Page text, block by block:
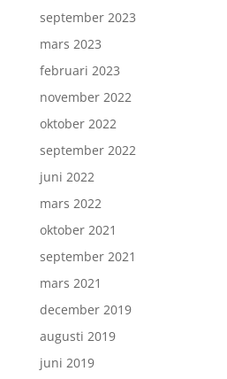
september 2023
mars 2023
februari 2023
november 2022
oktober 2022
september 2022
juni 2022
mars 2022
oktober 2021
september 2021
mars 2021
december 2019
augusti 2019
juni 2019